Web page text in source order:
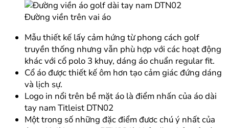
Đường viền trên vai áo
Mẫu thiết kế lấy cảm hứng từ phong cách golf
truyền thống nhưng vẫn phù hợp với các hoạt động
khác với cổ polo 3 khuy, dáng áo chuẩn regular fit.
Cổ áo được thiết kế ôm hơn tạo cảm giác đứng dáng
và lịch sự.
Logo in nổi trên bề mặt áo là điểm nhấn của áo dài
tay nam Titleist DTN02
Một trong số những đặc điểm đươc chú ý nhất của